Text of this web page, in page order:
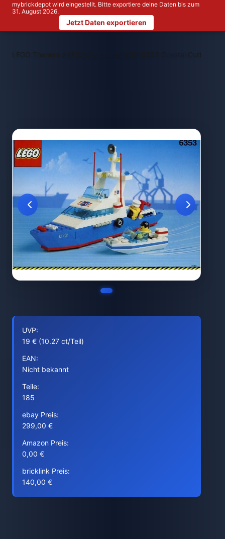
mybrickdepot wird eingestellt. Bitte exportiere deine Daten bis zum
31. August 2026.
Jetzt Daten exportieren
LEGO Themen > LEGO 6353 Coastal Cutter
UVP:
19 € (10.27 ct/Teil)
EAN:
Nicht bekannt
Teile:
185
ebay Preis:
299,00 €
Amazon Preis:
0,00 €
bricklink Preis:
140,00 €